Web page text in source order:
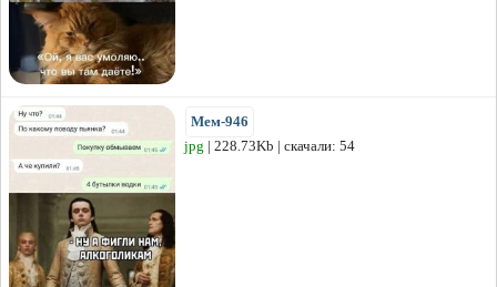
Мем-946
jpg | 228.73Kb | скачали: 54